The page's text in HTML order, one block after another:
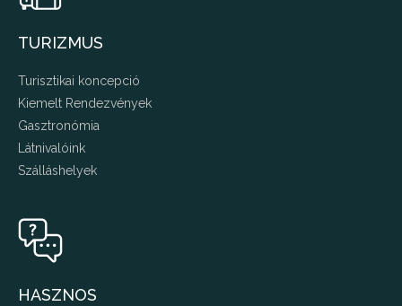
TURIZMUS
Turisztikai koncepció
Kiemelt Rendezvények
Gasztronómia
Látnivalóink
Szálláshelyek
HASZNOS